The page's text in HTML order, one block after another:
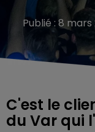
Publié : 8
C'est le
du Var qui